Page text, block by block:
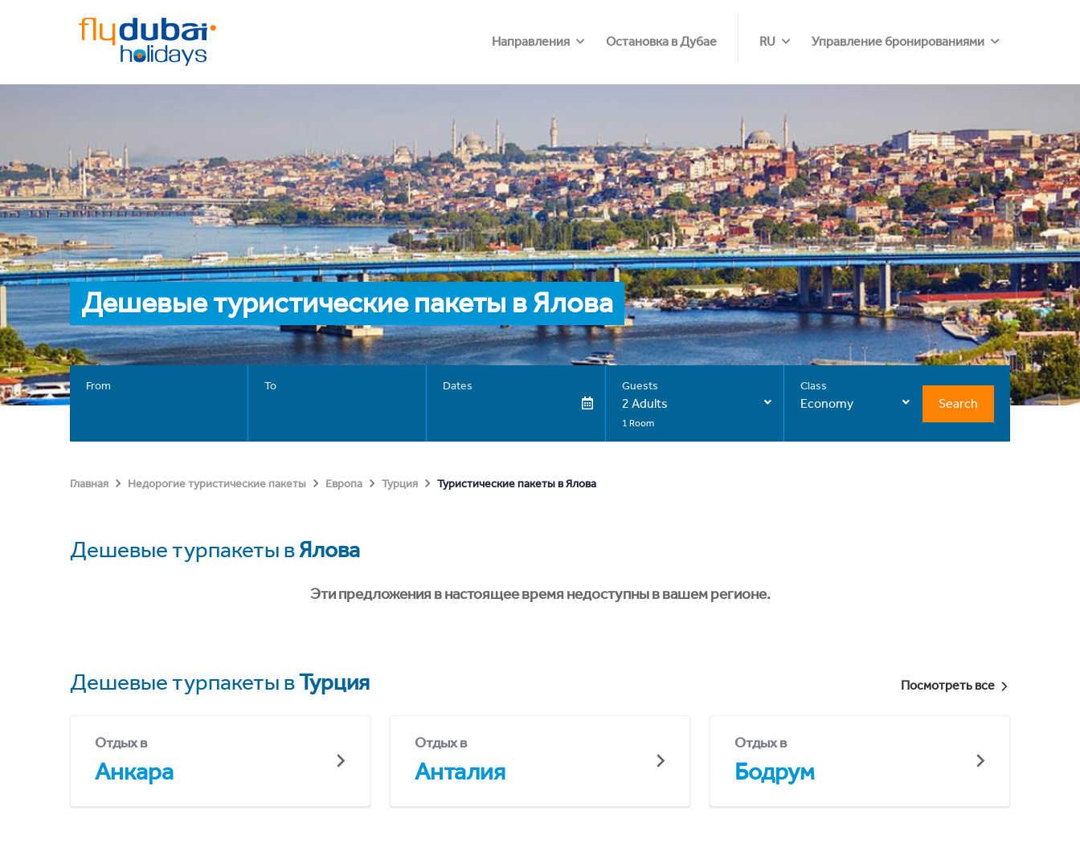
Направления Остановка в Дубае RU Управление бронированиями
Дешевые туристические пакеты в Ялова
From To Dates Guests
2 Adults
1 Room
Class
Economy Search
Главная Недорогие туристические пакеты Европа Турция Туристические пакеты в Ялова
Дешевые турпакеты вЯлова
Эти предложения в настоящее время недоступны в вашем регионе.
Дешевые турпакеты вТурция Посмотреть все
Отдых в
Анкара
Отдых в
Анталия
Отдых в
Бодрум